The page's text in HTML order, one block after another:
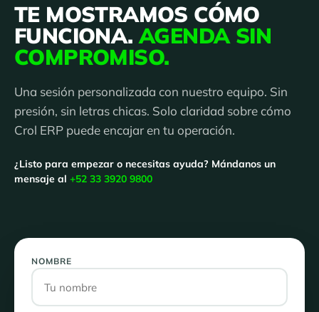
TE MOSTRAMOS CÓMO
FUNCIONA.AGENDA SIN
COMPROMISO.
Una sesión personalizada con nuestro equipo. Sin
presión, sin letras chicas. Solo claridad sobre cómo
Crol ERP puede encajar en tu operación.
¿Listo para empezar o necesitas ayuda? Mándanos un
mensaje al +52 33 3920 9800
NOMBRE